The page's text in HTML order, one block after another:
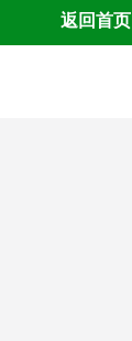
返回首页